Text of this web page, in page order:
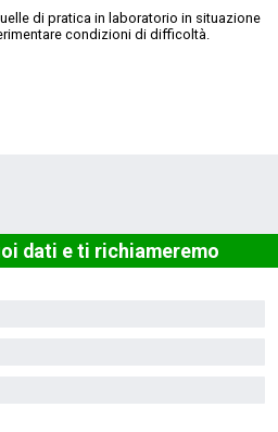
di pratica in laboratorio in situazione
condizioni di difficoltà.
dati e ti richiameremo